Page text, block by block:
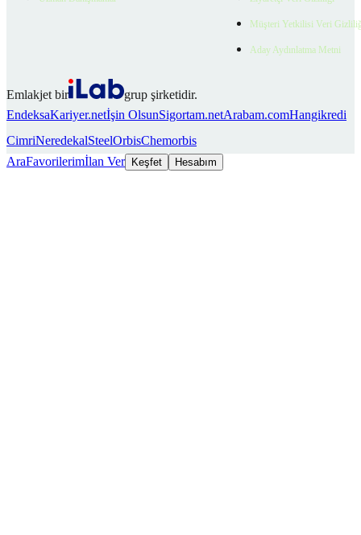
Müşteri Yetkilisi Veri
Aday Aydınlatma Metni
Emlakjet bir
grup şirketidir.
EndeksaKariyer.netİşin OlsunSigortam.netArabam.comHangikredi
CimriNeredekalSteelOrbisChemorbis
AraFavorilerimİlan Ver Keşfet Hesabım